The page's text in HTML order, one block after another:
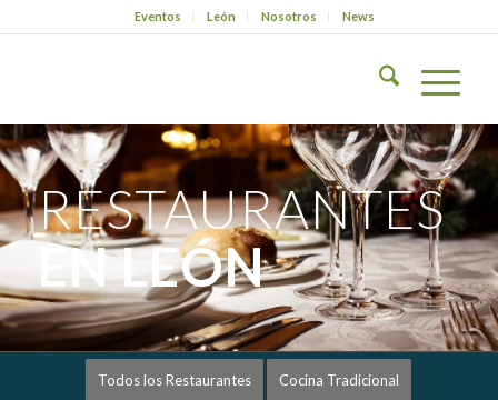
Eventos León Nosotros News
RESTAURANTES
EN LEÓN
Todos los Restaurantes Cocina Tradicional